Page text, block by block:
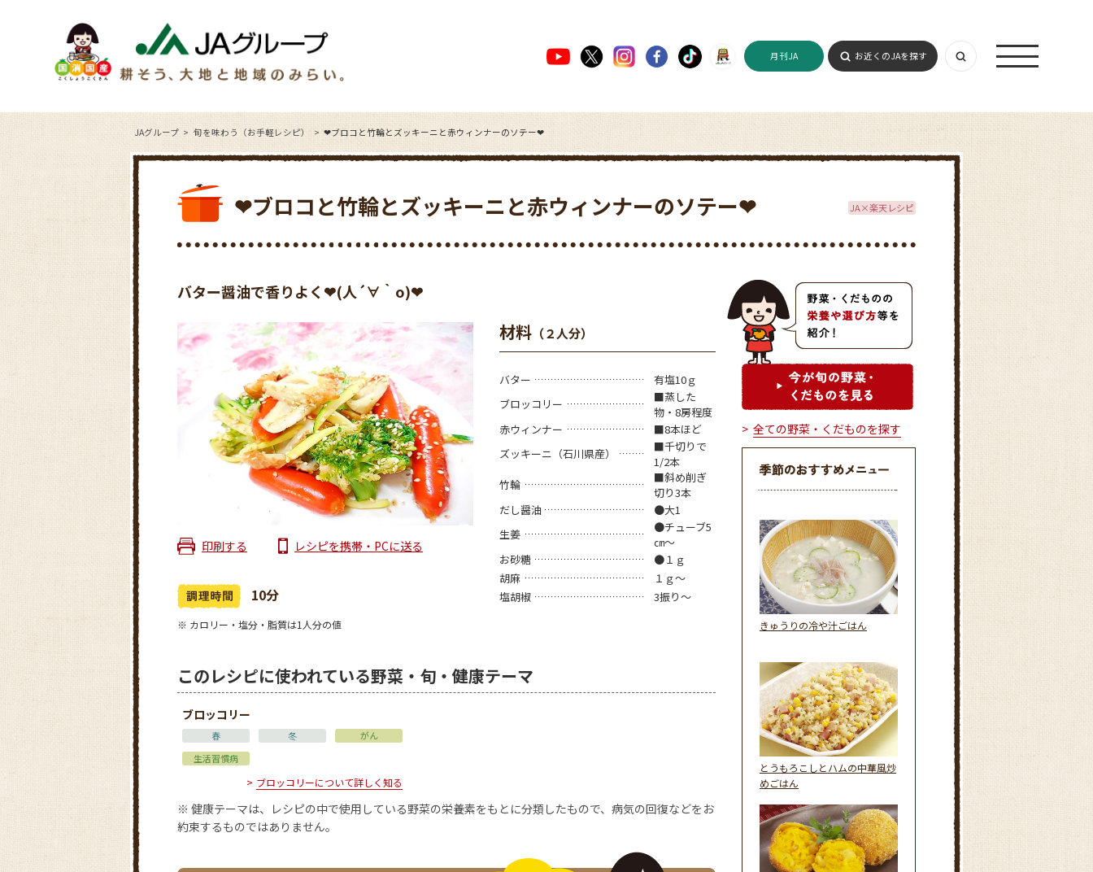
月刊JA お近くのJAを探す
JAグループ 旬を味わう（お手軽レシピ） ❤ブロコと竹輪とズッキーニと赤ウィンナーのソテー❤
❤ブロコと竹輪とズッキーニと赤ウィンナーのソテー❤ JA×楽天レシピ
バター醤油で香りよく❤(人´∀｀o)❤
印刷する レシピを携帯・PCに送る
10分
※ カロリー・塩分・脂質は1人分の値
材料 （２人分）
バター
有塩10ｇ
ブロッコリー
■蒸した
物・8房程度
赤ウィンナー
■8本ほど
ズッキーニ（石川県産）
■千切りで
1/2本
竹輪
■斜め削ぎ
切り3本
だし醤油
●大1
生姜
●チューブ5
㎝～
お砂糖
●１ｇ
胡麻
１ｇ～
塩胡椒
3振り～
このレシピに使われている野菜・旬・健康テーマ
ブロッコリー
春 冬
がん
生活習慣病
ブロッコリーについて詳しく知る
※ 健康テーマは、レシピの中で使用している野菜の栄養素をもとに分類したもので、病気の回復などをお
約束するものではありません。
全ての野菜・くだものを探す
きゅうりの冷や汁ごはん
とうもろこしとハムの中華風炒
めごはん